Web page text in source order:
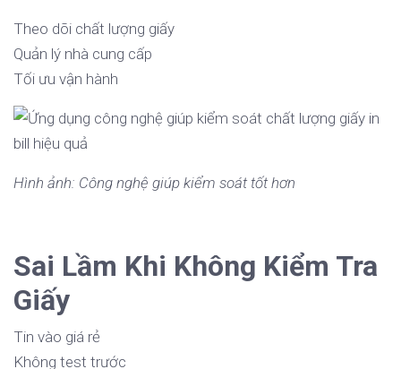
Theo dõi chất lượng giấy
Quản lý nhà cung cấp
Tối ưu vận hành
Hình ảnh: Công nghệ giúp kiểm soát tốt hơn
Sai Lầm Khi Không Kiểm Tra
Giấy
Tin vào giá rẻ
Không test trước